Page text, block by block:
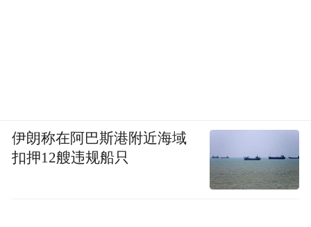
伊朗称在阿巴斯港附近海域
扣押12艘违规船只